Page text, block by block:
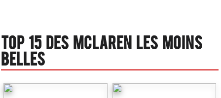
Top 15 des Mclaren les moins
belles